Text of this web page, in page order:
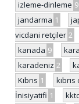
izleme-dinleme 9
jandarma 1
vicdani retçiler 2
kanada 9
karadeniz 2
Kıbrıs 1
İnisiyatifi 1 kktc